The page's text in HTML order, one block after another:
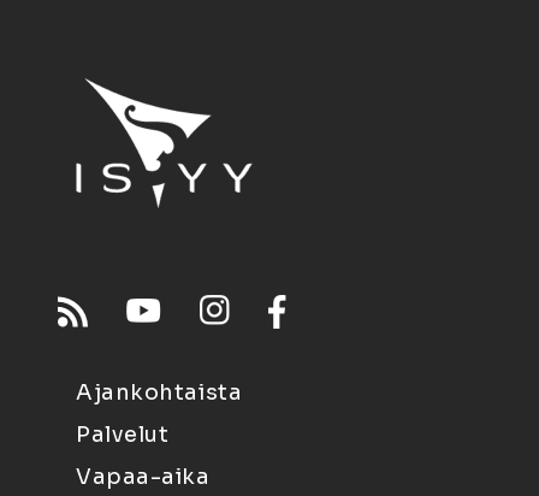
Ajankohtaista
Palvelut
Vapaa-aika